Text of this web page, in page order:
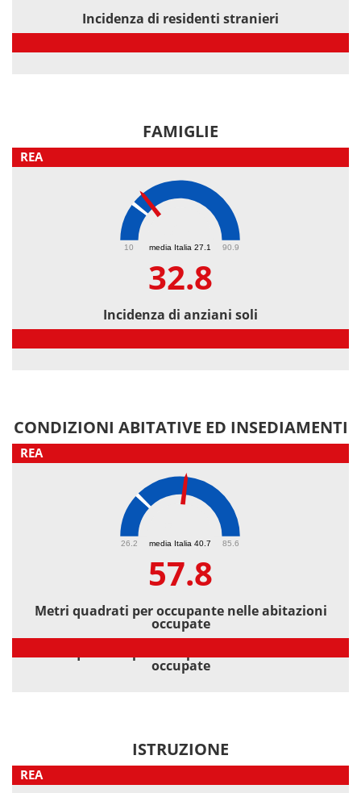
Incidenza di residenti stranieri
FAMIGLIE
REA
media Italia 27.1
10 90.9
32.8
Incidenza di anziani soli
CONDIZIONI ABITATIVE ED INSEDIAMENTI
REA
media Italia 40.7
26.2 85.6
57.8
Metri quadrati per occupante nelle abitazioni
occupate
occupate
ISTRUZIONE
REA